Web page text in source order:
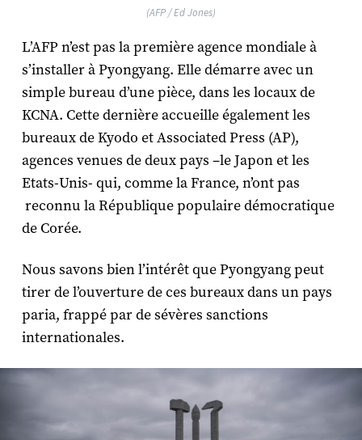
(AFP / Ed Jones)
L’AFP n’est pas la première agence mondiale à
s’installer à Pyongyang. Elle démarre avec un
simple bureau d’une pièce, dans les locaux de
KCNA. Cette dernière accueille également les
bureaux de Kyodo et Associated Press (AP),
agences venues de deux pays –le Japon et les
Etats-Unis- qui, comme la France, n’ont pas
reconnu la République populaire démocratique
de Corée.
Nous savons bien l’intérêt que Pyongyang peut
tirer de l’ouverture de ces bureaux dans un pays
paria, frappé par de sévères sanctions
internationales.